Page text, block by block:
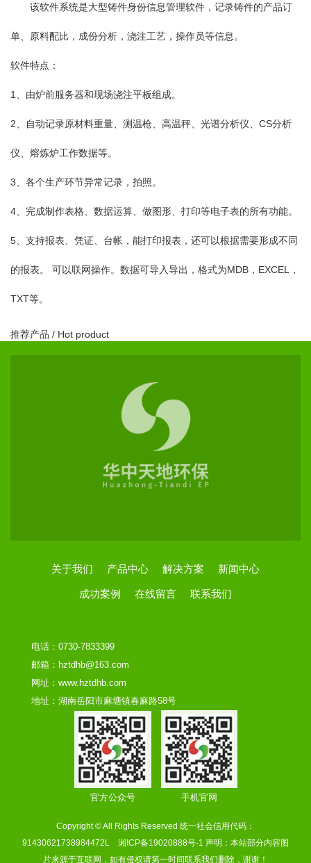
该软件系统是大型铸件身份信息管理软件，记录铸件的产品订
单、原料配比，成份分析，浇注工艺，操作员等信息。
软件特点：
1、由炉前服务器和现场浇注平板组成。
2、自动记录原材料重量、测温枪、高温秤、光谱分析仪、CS分析
仪、熔炼炉工作数据等。
3、各个生产环节异常记录，拍照。
4、完成制作表格、数据运算、做图形、打印等电子表的所有功能。
5、支持报表、凭证、台帐，能打印报表，还可以根据需要形成不同
的报表。 可以联网操作。数据可导入导出，格式为MDB，EXCEL，
TXT等。
推荐产品 / Hot product
关于我们 产品中心 解决方案 新闻中心
成功案例 在线留言 联系我们
电话：0730-7833399
邮箱：hztdhb@163.com
网址：www.hztdhb.com
地址：湖南岳阳市麻塘镇春麻路58号
官方公众号 手机官网
Copyright © All Rights Reserved 统一社会信用代码：
91430621738984472L 湘ICP备19020888号-1 声明：本站部分内容图
片来源于互联网，如有侵权请第一时间联系我们删除，谢谢！